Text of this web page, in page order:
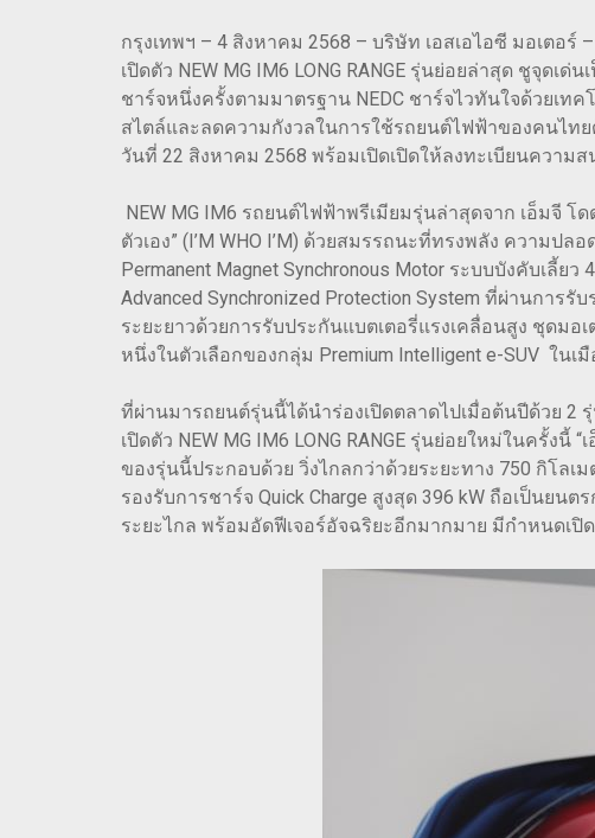
กรุงเทพฯ – 4 สิงหาคม 2568 – บริษัท เอสเอไอซี มอเตอ
เปิดตัว NEW MG IM6 LONG RANGE รุ่นย่อยล่าสุด ชูจุด
ชาร์จหนึ่งครั้งตามมาตรฐาน NEDC ชาร์จไวทันใจด้วยเท
สไตล์และลดความกังวลในการใช้รถยนต์ไฟฟ้าของคนไทย
วันที่ 22 สิงหาคม 2568 พร้อมเปิดเปิดให้ลงทะเบียนความ
NEW MG IM6 รถยนต์ไฟฟ้าพรีเมียมรุ่นล่าสุดจาก เอ็มจี โ
ตัวเอง” (I’M WHO I’M) ด้วยสมรรถนะที่ทรงพลัง ความ
Permanent Magnet Synchronous Motor ระบบบังคับเลี้
Advanced Synchronized Protection System ที่ผ่านการ
ระยะยาวด้วยการรับประกันแบตเตอรี่แรงเคลื่อนสูง ชุดมอ
หนึ่งในตัวเลือกของกลุ่ม Premium Intelligent e-SUV ในเมื
ที่ผ่านมารถยนต์รุ่นนี้ได้นำร่องเปิดตลาดไปเมื่อต้นปีด้วย 2
เปิดตัว NEW MG IM6 LONG RANGE รุ่นย่อยใหม่ในครั้ง
ของรุ่นนี้ประกอบด้วย วิ่งไกลกว่าด้วยระยะทาง 750 กิโล
รองรับการชาร์จ Quick Charge สูงสุด 396 kW ถือเป็นยน
ระยะไกล พร้อมอัดฟีเจอร์อัจฉริยะอีกมากมาย มีกำหนดเปิ